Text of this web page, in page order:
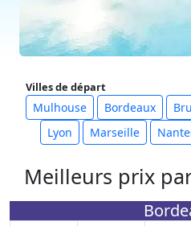
Villes de départ
Mulhouse Bordeaux
Lyon
Marseille
Meilleurs prix